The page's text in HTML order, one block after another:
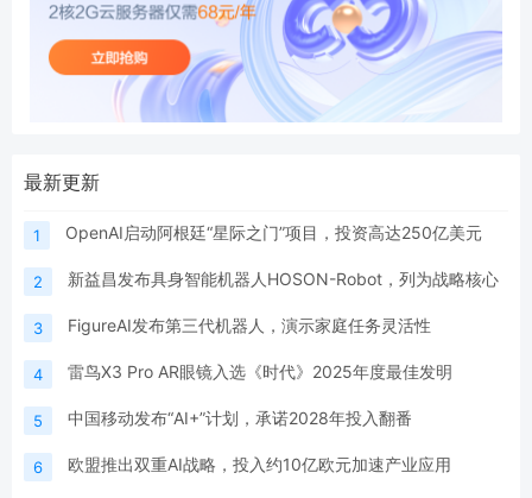
最新更新
1 OpenAI启动阿根廷“星际之门”项目，投资高达250亿美元
2 新益昌发布具身智能机器人HOSON-Robot，列为战略核心
3 FigureAI发布第三代机器人，演示家庭任务灵活性
4 雷鸟X3 Pro AR眼镜入选《时代》2025年度最佳发明
5 中国移动发布“AI+”计划，承诺2028年投入翻番
6 欧盟推出双重AI战略，投入约10亿欧元加速产业应用